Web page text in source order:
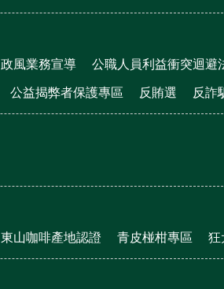
政風業務宣導 公職人員利益衝突迴避
公益揭弊者保護專區 反賄選 反詐
東山咖啡產地認證 青皮椪柑專區 狂